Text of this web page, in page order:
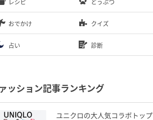
レシピ どうぶつ
おでかけ クイズ
占い 診断
ッション記事ランキング
ユニクロの大人気コラボトップ